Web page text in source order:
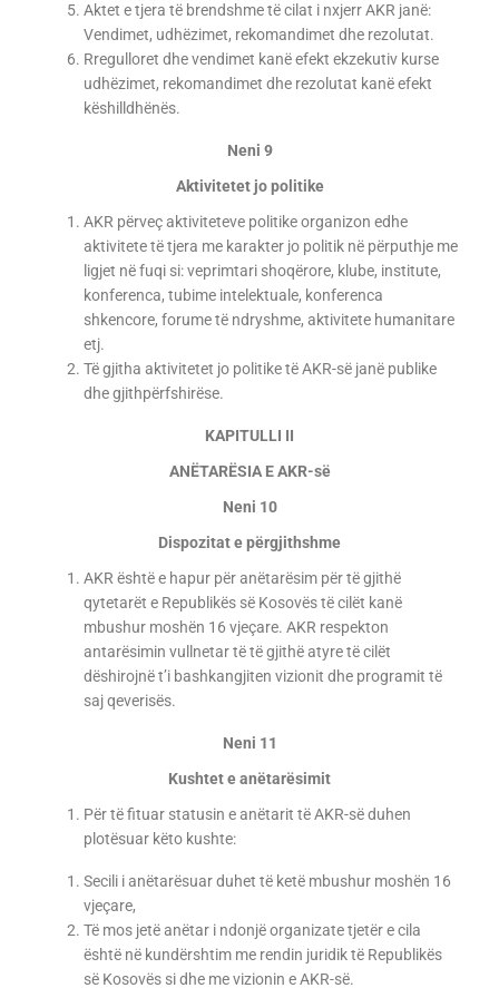
Aktet e tjera të brendshme të cilat i nxjerr AKR janë:
Vendimet, udhëzimet, rekomandimet dhe rezolutat.
Rregulloret dhe vendimet kanë efekt ekzekutiv kurse
udhëzimet, rekomandimet dhe rezolutat kanë efekt
këshilldhënës.
Neni 9
Aktivitetet jo politike
AKR përveç aktiviteteve politike organizon edhe
aktivitete të tjera me karakter jo politik në përputhje me
ligjet në fuqi si: veprimtari shoqërore, klube, institute,
konferenca, tubime intelektuale, konferenca
shkencore, forume të ndryshme, aktivitete humanitare
etj.
Të gjitha aktivitetet jo politike të AKR-së janë publike
dhe gjithpërfshirëse.
KAPITULLI II
ANËTARËSIA E AKR-së
Neni 10
Dispozitat e përgjithshme
AKR është e hapur për anëtarësim për të gjithë
qytetarët e Republikës së Kosovës të cilët kanë
mbushur moshën 16 vjeçare. AKR respekton
antarësimin vullnetar të të gjithë atyre të cilët
dëshirojnë t’i bashkangjiten vizionit dhe programit të
saj qeverisës.
Neni 11
Kushtet e anëtarësimit
Për të fituar statusin e anëtarit të AKR-së duhen
plotësuar këto kushte:
Secili i anëtarësuar duhet të ketë mbushur moshën 16
vjeçare,
Të mos jetë anëtar i ndonjë organizate tjetër e cila
është në kundërshtim me rendin juridik të Republikës
së Kosovës si dhe me vizionin e AKR-së.